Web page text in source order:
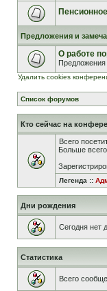
Предложения и
О работе
Удалить cookies
Список форумов
Кто сейчас на
Всего
Больше
Легенда ::
Дни рождения
Сегодня нет
Статистика
Всего